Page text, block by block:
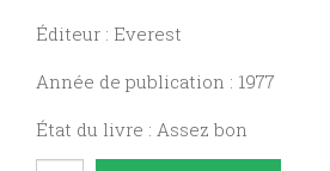
Éditeur : Everest
Année de publication : 1977
État du livre : Assez bon